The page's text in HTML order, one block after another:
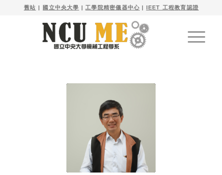
舊站 | 國立中央大學 | 工學院精密儀器中心 | IEET 工程教育認證